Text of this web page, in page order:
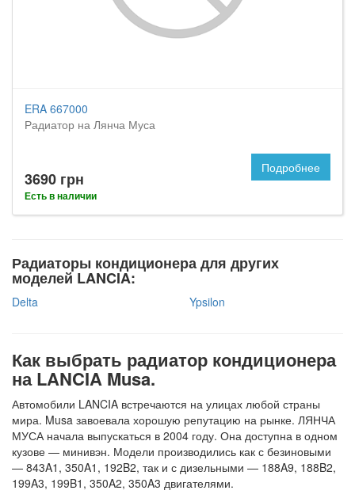
ERA 667000
Радиатор на Лянча Муса
3690 грн
Есть в наличии
Подробнее
Радиаторы кондиционера для других
моделей LANCIA:
Delta Ypsilon
Как выбрать радиатор кондиционера
на LANCIA Musa.
Автомобили LANCIA встречаются на улицах любой страны
мира. Musa завоевала хорошую репутацию на рынке. ЛЯНЧА
МУСА начала выпускаться в 2004 году. Она доступна в одном
кузове — минивэн. Модели производились как с безиновыми
— 843A1, 350A1, 192B2, так и с дизельными — 188A9, 188B2,
199A3, 199B1, 350A2, 350A3 двигателями.